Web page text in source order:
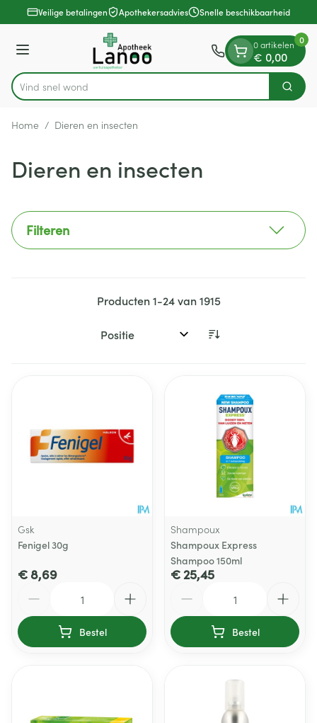
Ga naar de inhoud
1 van 1Veilige betalingen Apothekersadvies Snelle beschikbaarheid
Menu
Product, merk, categorie...
Vind snel wondverzorging Zoek
0 artikelen
€ 0,00
0
Home / Dieren en insecten
Dieren en insecten
Filteren
Producten1-24van1915
Sorteer op:
Gsk
Fenigel 30g
€ 8,69
Bestel
Shampoux
Shampoux Express
Shampoo 150ml
€ 25,45
Bestel